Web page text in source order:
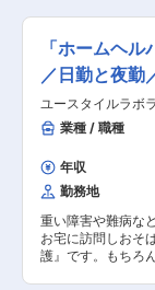
ている資格で、
与えられます。
米屋さんとして、
ススメのおかず、
つお米に関する様々
更の範囲：会社の
方のご自宅へ伺い
祉をメインとした
ケアスタッフ業
人ひとりに必要な
護職です。 研修を
療的ケア」ができ
としても成長でき
いきたい方、お待ちして
生活介助： 家事援
体介護： 起床・就
時の同行支援 ・医
栄養（胃ろう・腸
◎マネージャー業
さんのシフト管理
えるお仕事を主に
を気軽に受けられ
「ホームヘ
／日勤と夜勤
ユースタイルラボ
業種 / 職種
年収
勤務地
重い障害や難病な
お宅に訪問しおそ
護』です。もちろ